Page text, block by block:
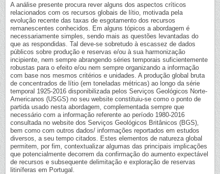
A análise presente procura rever alguns dos aspectos críticos
relacionados com os recursos globais de lítio, motivada pela
evolução recente das taxas de esgotamento dos recursos
remanescentes conhecidos. Em alguns tópicos a abordagem é
necessariamente simples, sendo mais as questões levantadas do
que as respondidas. Tal deve-se sobretudo à escassez de dados
públicos sobre produção e reservas e/ou à sua harmonização
incipiente, nem sempre abrangendo séries temporais suficientemente
robustas para o efeito e/ou nem sempre organizando a informação
com base nos mesmos critérios e unidades. A produção global bruta
de concentrados de lítio (em toneladas métricas) ao longo da série
temporal 1925-2016 disponibilizada pelos Serviços Geológicos Norte-
Americanos (USGS) no seu website constituiu-se como o ponto de
partida usado nesta abordagem, complementada sempre que
necessário com a informação referente ao período 1980-2016
consultada no website dos Serviços Geológicos Britânicos (BGS),
bem como com outros dados/ informações reportados em estudos
diversos, a seu tempo citados. Estes elementos de natureza global
permitem, por fim, contextualizar algumas das principais implicações
que potencialmente decorrem da confirmação do aumento expectável
de recursos e subsequente delimitação e exploração de reservas
litiníferas em Portugal.